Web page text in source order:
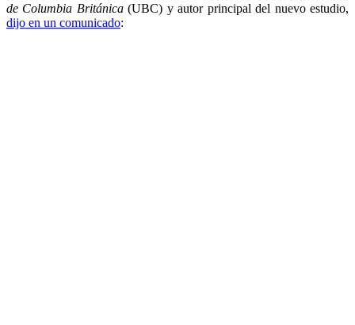
de Columbia Británica(UBC) y autor principal del nuevo estudio,
dijo en un comunicado: